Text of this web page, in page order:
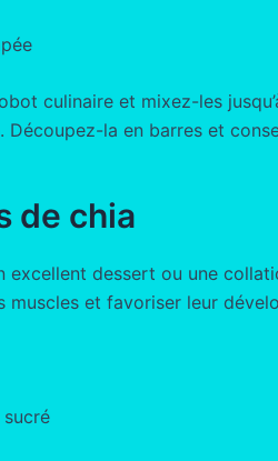
culinaire et mixez-les
Découpez-la en barres et
de chia
excellent dessert ou une
et favoriser leur
sucré